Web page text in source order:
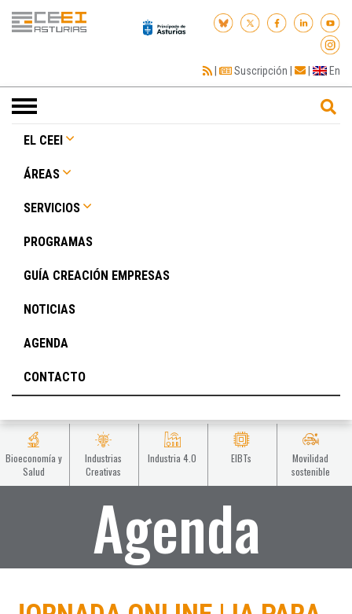
| Suscripción | | En
Toggle
navigation
EL CEEI
ÁREAS
SERVICIOS
PROGRAMAS
GUÍA CREACIÓN EMPRESAS
NOTICIAS
AGENDA
CONTACTO
Bioeconomía y
Salud
Industrias
Creativas
Industria 4.0 EIBTs
Movilidad
sostenible
Agenda